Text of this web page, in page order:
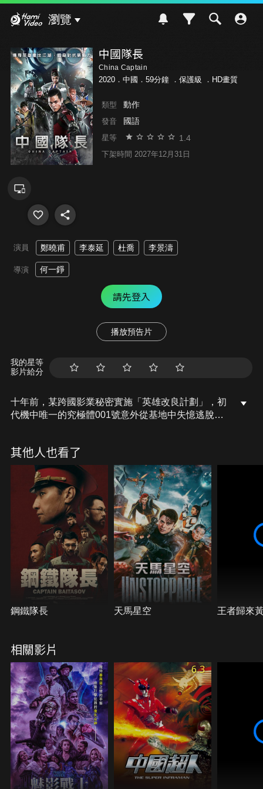
瀏覽
中國隊長
China Captain
2020．中國．59分鐘 ． 保護級 ．HD畫質
類型 動作
發音 國語
星等 1.4
下架時間 2027年12月31日
演員 鄭曉甫 李泰延 杜喬 李景濤
導演 何一錚
請先登入
播放預告片
我的星等
影片給分
十年前，某跨國影業秘密實施「英雄改良計劃」，初
代機中唯一的究極體001號意外從基地中失憶逃脫，
遇人生慘敗的中隊終日飲酒度日。某日，中隊偶然發
現自己體內的強大力量，背負起光復英雄的使命，跟
隨呼嚕爺爺進行特訓。對抗新的超級戰士，各路英雄
紛紛被中隊感動決定重出江湖，一場激烈的中日英雄
大戰就此展開…。
其他人也看了
鋼鐵隊長 天馬星空 王者歸來
相關影片
6.3